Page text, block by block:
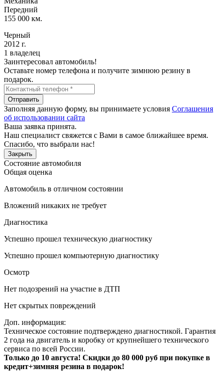
Передний
155 000 км.
Черный
2012 г.
1 владелец
Заинтересовал автомобиль!
Оставьте номер телефона и получите зимнюю резину в
подарок.
Отправить
Заполняя данную форму, вы принимаете условия Соглашения
об использовании сайта
Ваша заявка принята.
Наш специалист свяжется с Вами в самое ближайшее время.
Спасибо, что выбрали нас!
Закрыть
Состояние автомобиля
Общая оценка
Автомобиль в отличном состоянии
Вложений никаких не требует
Диагностика
Успешно прошел техническую диагностику
Успешно прошел компьютерную диагностику
Осмотр
Нет подозрений на участие в ДТП
Нет скрытых повреждений
Доп. информация:
Техническое состояние подтверждено диагностикой. Гарантия
2 года на двигатель и коробку от крупнейшего технического
сервиса по всей России.
Только до 10 августа! Скидки до 80 000 руб при покупке в
кредит+зимняя резина в подарок!